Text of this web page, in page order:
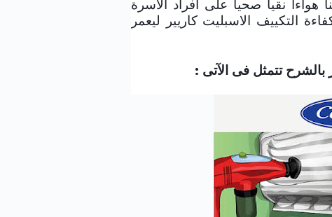
هواءا نقيا صحيا على افراد الاسرة
التكييف الاسبليت كاريير ليعمر
بالشرح تتمثل فى الآتى :